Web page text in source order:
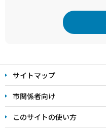
文
こ
こ
ま
サイトマップ
市関係者向け
このサイトの使い方